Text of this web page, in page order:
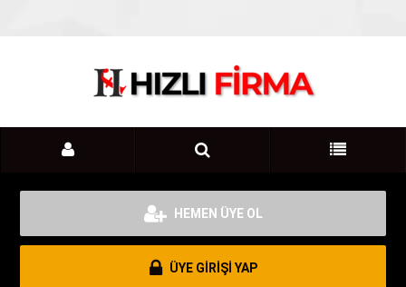
HEMEN ÜYE OL
ÜYE GİRİŞİ YAP